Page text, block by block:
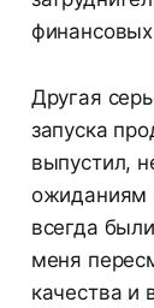
Другая
запуска
выпустил,
ожиданиям
всегда
меня
качества и